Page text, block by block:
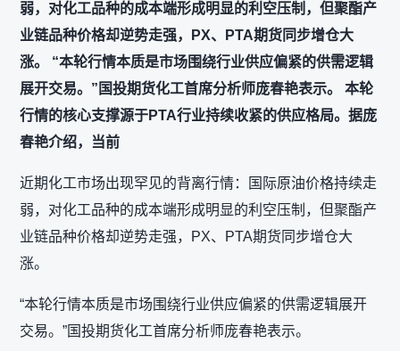
弱，对化工品种的成本端形成明显的利空压制，但聚酯产
业链品种价格却逆势走强，PX、PTA期货同步增仓大
涨。 “本轮行情本质是市场围绕行业供应偏紧的供需逻辑
展开交易。”国投期货化工首席分析师庞春艳表示。 本轮
行情的核心支撑源于PTA行业持续收紧的供应格局。据庞
春艳介绍，当前
近期化工市场出现罕见的背离行情：国际原油价格持续走
弱，对化工品种的成本端形成明显的利空压制，但聚酯产
业链品种价格却逆势走强，PX、PTA期货同步增仓大
涨。
“本轮行情本质是市场围绕行业供应偏紧的供需逻辑展开
交易。”国投期货化工首席分析师庞春艳表示。